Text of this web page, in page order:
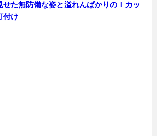
せた無防備な姿と溢れんばかりのＩカッ
付け